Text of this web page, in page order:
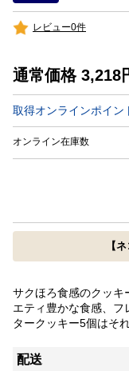
レビュー0件
通常価格 3,218
取得オンラインポイン
オンライン在庫数
【
サクほろ食感のクッキ
エティ豊かな食感、
タークッキー5個はそ
配送